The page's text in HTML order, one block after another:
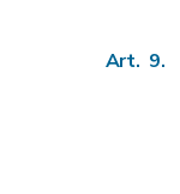
Art. 9.